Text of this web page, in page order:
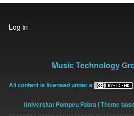
User
account
Log in
Music Technology
All content is licensed under a
Universitat Pompeu Fabra | Theme